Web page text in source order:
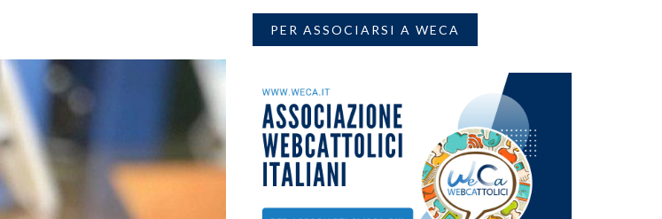
PER ASSOCIARSI A WECA